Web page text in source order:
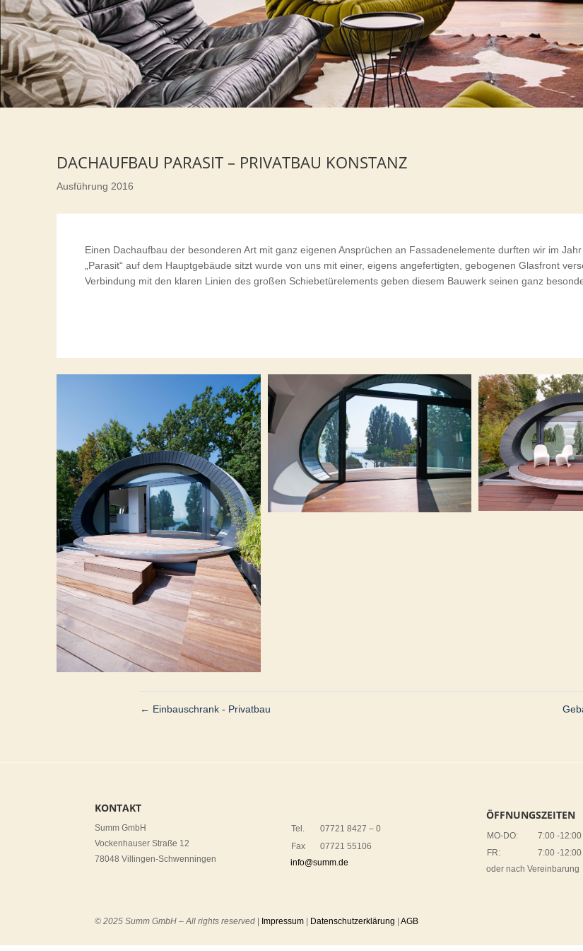
DACHAUFBAU PARASIT – PRIVATBAU KONSTANZ
Ausführung 2016
Einen Dachaufbau der besonderen Art mit ganz eigenen Ansprüchen an Fassadenelemente durften wir im
„Parasit“ auf dem Hauptgebäude sitzt wurde von uns mit einer, eigens angefertigten, gebogenen Glasfront
Verbindung mit den klaren Linien des großen Schiebetürelements geben diesem Bauwerk seinen ganz
← Einbauschrank - Privatbau
KONTAKT
Summ GmbH
Vockenhauser Straße 12
78048 Villingen-Schwenningen
Tel.
07721 8427 – 0
Fax
07721 55106
info@summ.de
ÖFFNUNGSZEITEN
MO-DO:
7:00 -
FR:
7:00 -
oder nach Vereinbarung
© 2025 Summ GmbH – All rights reserved | Impressum | Datenschutzerklärung |AGB